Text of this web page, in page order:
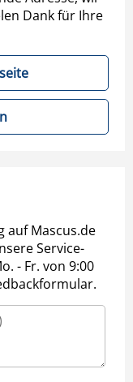
Dank für Ihre
auf Mascus.de
Service-
- Fr. von 9:00